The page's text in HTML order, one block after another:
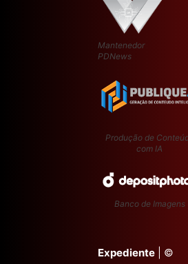
Mantenedor
PDNews
Produção de
com IA
Banco de Imagens
Expediente | ©